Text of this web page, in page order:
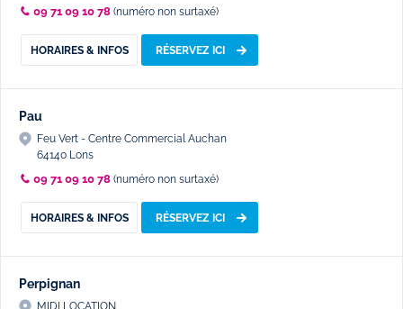
09 71 09 10 78 (numéro non surtaxé)
HORAIRES & INFOS RÉSERVEZ ICI
Pau
Feu Vert - Centre Commercial Auchan
64140 Lons
09 71 09 10 78 (numéro non surtaxé)
HORAIRES & INFOS RÉSERVEZ ICI
Perpignan
MIDI LOCATION